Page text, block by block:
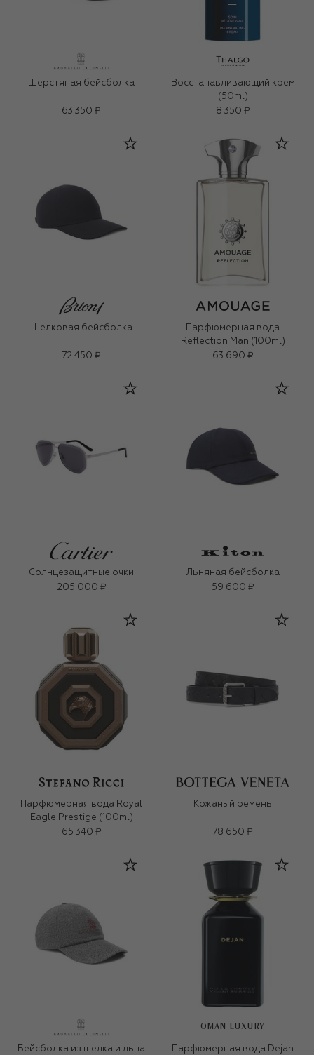
Шерстяная бейсболка
63 350 ₽
Восстанавливающий крем
(50ml)
8 350 ₽
Шелковая бейсболка
72 450 ₽
Парфюмерная вода
Reflection Man (100ml)
63 690 ₽
Солнцезащитные очки
205 000 ₽
Льняная бейсболка
59 600 ₽
Парфюмерная вода Royal
Eagle Prestige (100ml)
65 340 ₽
Кожаный ремень
78 650 ₽
Бейсболка из шелка и льна
OMAN LUXURY
Парфюмерная вода Dejan